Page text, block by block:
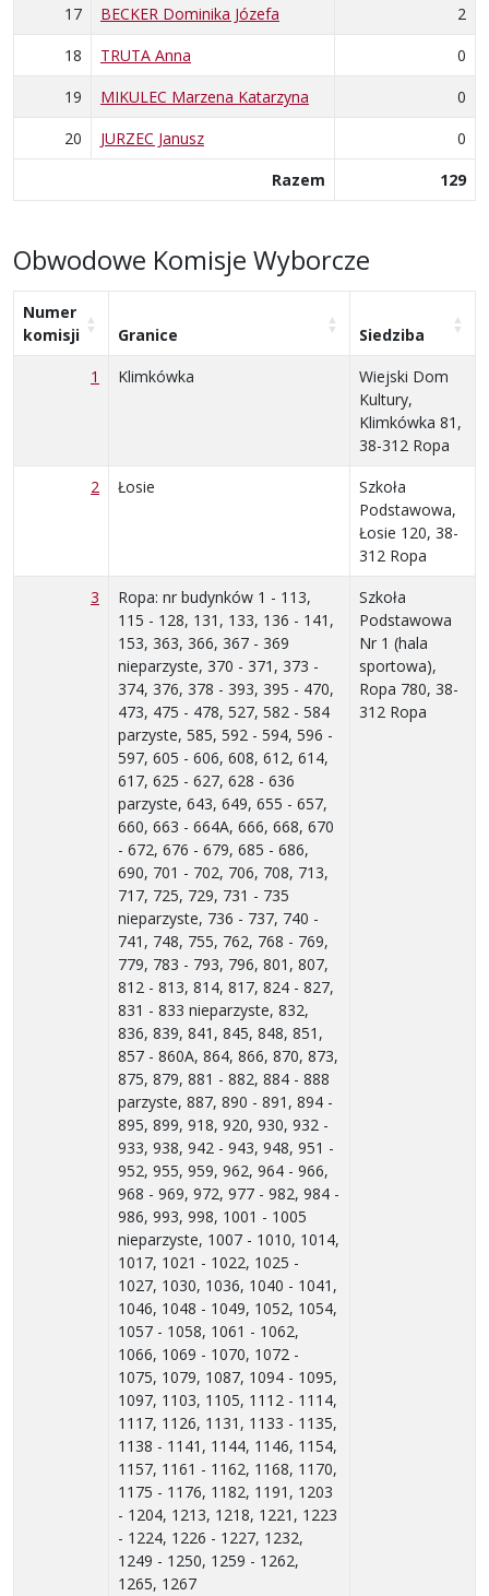
17 BECKER Dominika Józefa
2
18
TRUTA Anna
0
19
MIKULEC Marzena Katarzyna
0
20
JURZEC Janusz
0
Razem
129
Obwodowe Komisje Wyborcze
Numer
komisji
Granice
Siedziba
1
Klimkówka
Wiejski Dom
Kultury,
Klimkówka 81,
38-312 Ropa
2
Łosie
Szkoła
Podstawowa,
Łosie 120, 38-
312 Ropa
3
Ropa: nr budynków 1 - 113,
115 - 128, 131, 133, 136 - 141,
153, 363, 366, 367 - 369
nieparzyste, 370 - 371, 373 -
374, 376, 378 - 393, 395 - 470,
473, 475 - 478, 527, 582 - 584
parzyste, 585, 592 - 594, 596 -
597, 605 - 606, 608, 612, 614,
617, 625 - 627, 628 - 636
parzyste, 643, 649, 655 - 657,
660, 663 - 664A, 666, 668, 670
- 672, 676 - 679, 685 - 686,
690, 701 - 702, 706, 708, 713,
717, 725, 729, 731 - 735
nieparzyste, 736 - 737, 740 -
741, 748, 755, 762, 768 - 769,
779, 783 - 793, 796, 801, 807,
812 - 813, 814, 817, 824 - 827,
831 - 833 nieparzyste, 832,
836, 839, 841, 845, 848, 851,
857 - 860A, 864, 866, 870, 873,
875, 879, 881 - 882, 884 - 888
parzyste, 887, 890 - 891, 894 -
895, 899, 918, 920, 930, 932 -
933, 938, 942 - 943, 948, 951 -
952, 955, 959, 962, 964 - 966,
968 - 969, 972, 977 - 982, 984 -
986, 993, 998, 1001 - 1005
nieparzyste, 1007 - 1010, 1014,
1017, 1021 - 1022, 1025 -
1027, 1030, 1036, 1040 - 1041,
1046, 1048 - 1049, 1052, 1054,
1057 - 1058, 1061 - 1062,
1066, 1069 - 1070, 1072 -
1075, 1079, 1087, 1094 - 1095,
1097, 1103, 1105, 1112 - 1114,
1117, 1126, 1131, 1133 - 1135,
1138 - 1141, 1144, 1146, 1154,
1157, 1161 - 1162, 1168, 1170,
1175 - 1176, 1182, 1191, 1203
- 1204, 1213, 1218, 1221, 1223
- 1224, 1226 - 1227, 1232,
1249 - 1250, 1259 - 1262,
1265, 1267
Szkoła
Podstawowa
Nr 1 (hala
sportowa),
Ropa 780, 38-
312 Ropa